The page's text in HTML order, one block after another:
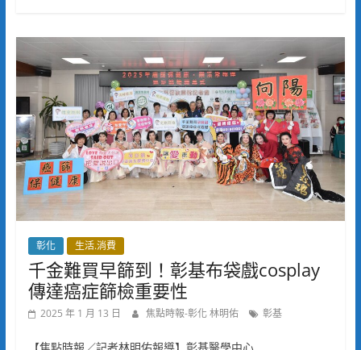
彰化 生活.消費
千金難買早篩到！彰基布袋戲cosplay
傳達癌症篩檢重要性
2025 年 1 月 13 日 焦點時報-彰化 林明佑 彰基
【焦點時報／記者林明佑報導】彰基醫學中心